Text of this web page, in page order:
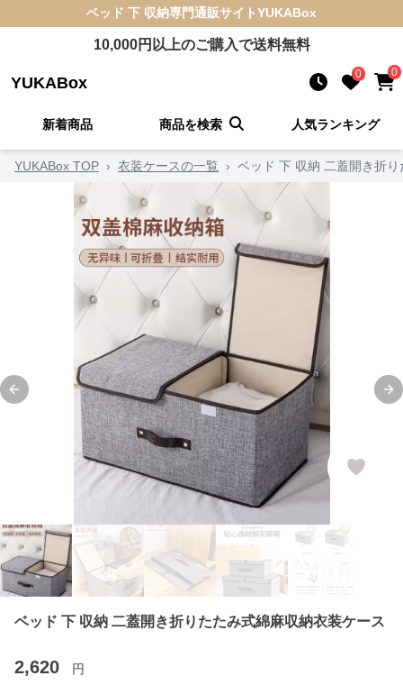
ベッド 下 収納専門通販サイトYUKABox
10,000円以上のご購入で送料無料
YUKABox 0 0
新着商品 商品を検索 人気ランキング
YUKABox TOP › 衣装ケースの一覧 › ベッド 下 収納 二蓋開き折
Previous slide
ベッド 下 収納 二蓋開き折りたたみ式綿麻収納衣装ケース
2,620 円